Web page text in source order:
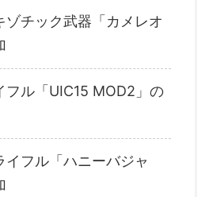
ゾチック武器「カメレオ
フル「UIC15 MOD2」の
イフル「ハニーバジャ